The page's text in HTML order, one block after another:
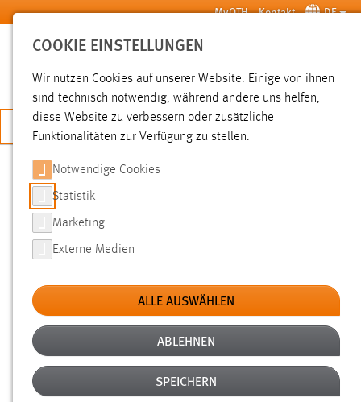
Zum Hauptinhalt springen MyOTH Kontakt DE
SUCHE
JETZT BEWERBEN
Hochschule Aktuelles News der OTH Amberg-Weiden
WIE BIOGASANLAGEN AUCH OHNE
EEG-ZUSCHÜSSE WIRTSCHAFTLICH
BETRIEBEN WERDEN KÖNNEN
OTH Regensburg und OTH Amberg-
Weiden starten Verbundprojekt
„OPTIBIOSY“
25.02.2019
COOKIE EINSTELLUNGEN
Wir nutzen Cookies auf unserer Website. Einige von ihnen
sind technisch notwendig, während andere uns helfen,
diese Website zu verbessern oder zusätzliche
Funktionalitäten zur Verfügung zu stellen.
Notwendige Cookies
Statistik
Marketing
Externe Medien
ALLE AUSWÄHLEN
ABLEHNEN
SPEICHERN